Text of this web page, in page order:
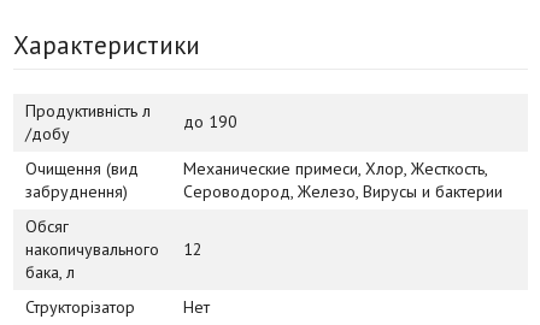
Характеристики
Продуктивність л
/добу
до 190
Очищення (вид
забруднення)
Механические примеси, Хлор, Жесткость,
Сероводород, Железо, Вирусы и бактерии
Обсяг
накопичувального
бака, л
12
Структорізатор
Нет